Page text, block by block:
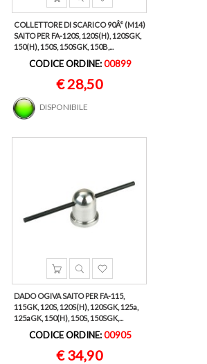
COLLETTORE DI SCARICO 90Â° (M14)
SAITO PER FA-120S, 120S(H), 120SGK,
150(H), 150S, 150SGK, 150B,...
CODICE ORDINE:00899
€ 28,50
DISPONIBILE
DADO OGIVA SAITO PER FA-115,
115GK, 120S, 120S(H), 120SGK, 125a,
125aGK, 150(H), 150S, 150SGK,...
CODICE ORDINE:00905
€ 34,90